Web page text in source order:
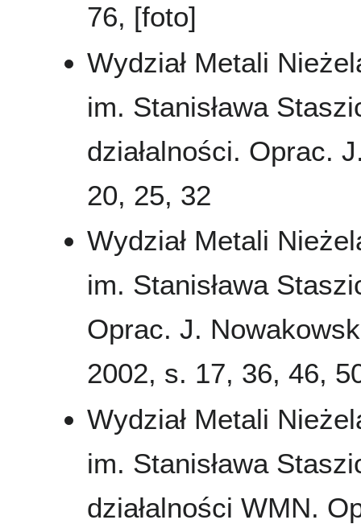
76, [foto]
Wydział Metali
im. Stanisława
działalności. Oprac.
20, 25, 32
Wydział Metali
im. Stanisława
Oprac. J.
2002, s. 17, 36, 46,
Wydział Metali
im. Stanisława
działalności WMN.